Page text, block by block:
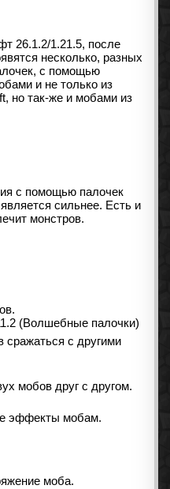
26.1.2/1.21.5, после
несколько, разных
с помощью
и не только из
но так-же и мобами из
с помощью палочек
сильнее. Есть и
монстров.
сражаться с другими
мобов друг с другом.
эффекты мобам.
моба.